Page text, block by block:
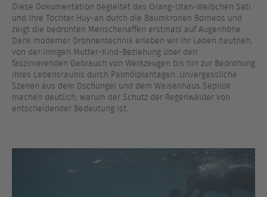
Diese Dokumentation begleitet das Orang-Utan-Weibchen Sati
und ihre Tochter Huy-an durch die Baumkronen Borneos und
zeigt die bedrohten Menschenaffen erstmals auf Augenhöhe.
Dank moderner Drohnentechnik erleben wir ihr Leben hautnah,
von der innigen Mutter-Kind-Beziehung über den
faszinierenden Gebrauch von Werkzeugen bis hin zur Bedrohung
ihres Lebensraums durch Palmölplantagen. Unvergessliche
Szenen aus dem Dschungel und dem Waisenhaus Sepilok
machen deutlich, warum der Schutz der Regenwälder von
entscheidender Bedeutung ist.